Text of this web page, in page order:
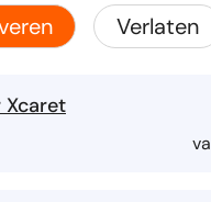
Verlaten
Xcaret